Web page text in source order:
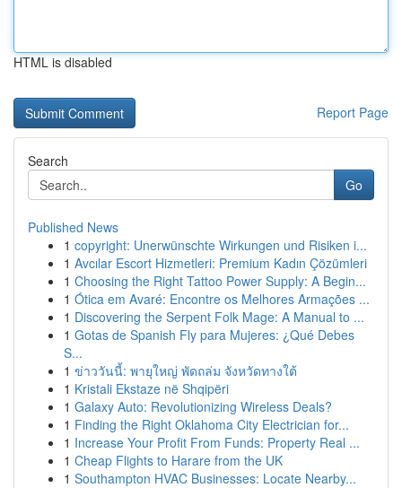
HTML is disabled
Report Page
Search
Go
Published News
1 copyright: Unerwünschte Wirkungen und Risiken i...
1 Avcılar Escort Hizmetleri: Premium Kadın Çözümleri
1 Choosing the Right Tattoo Power Supply: A Begin...
1 Ótica em Avaré: Encontre os Melhores Armações ...
1 Discovering the Serpent Folk Mage: A Manual to ...
1 Gotas de Spanish Fly para Mujeres: ¿Qué Debes
S...
1 ข่าววันนี้: พายุใหญ่ พัดถล่ม จังหวัดทางใต้
1 Kristali Ekstaze në Shqipëri
1 Galaxy Auto: Revolutionizing Wireless Deals?
1 Finding the Right Oklahoma City Electrician for...
1 Increase Your Profit From Funds: Property Real ...
1 Cheap Flights to Harare from the UK
1 Southampton HVAC Businesses: Locate Nearby...